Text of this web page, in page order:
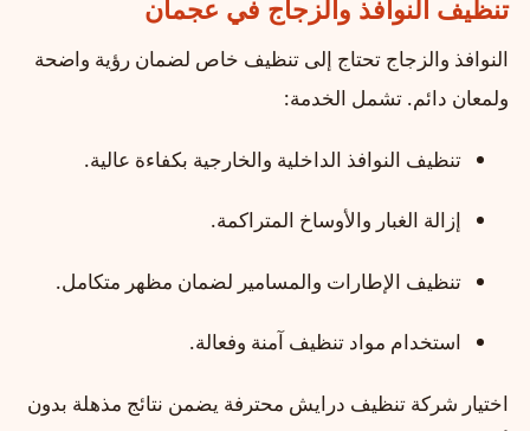
تنظيف النوافذ والزجاج في عجمان
النوافذ والزجاج تحتاج إلى تنظيف خاص لضمان رؤية واضحة
ولمعان دائم. تشمل الخدمة:
تنظيف النوافذ الداخلية والخارجية بكفاءة عالية.
إزالة الغبار والأوساخ المتراكمة.
تنظيف الإطارات والمسامير لضمان مظهر متكامل.
استخدام مواد تنظيف آمنة وفعالة.
اختيار شركة تنظيف درايش محترفة يضمن نتائج مذهلة بدون